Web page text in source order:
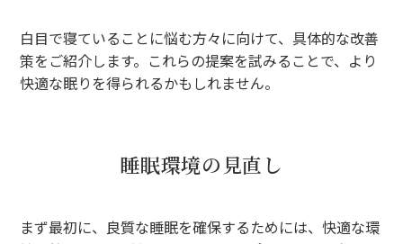
白目で寝ていることに悩む方々に向けて、具体的な改善
策をご紹介します。これらの提案を試みることで、より
快適な眠りを得られるかもしれません。
睡眠環境の見直し
まず最初に、良質な睡眠を確保するためには、快適な環